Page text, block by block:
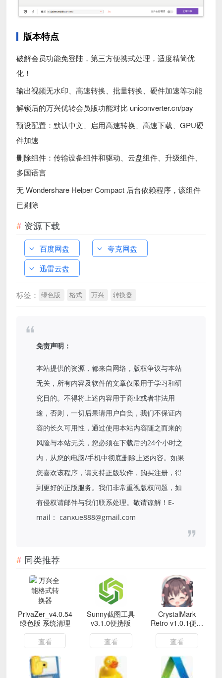
版本特点
破解会员功能免登陆，第三方便携式处理，适度精简优
化！
输出视频无水印、高速转换、批量转换、硬件加速等功能
解锁后的万兴优转会员版功能对比 uniconverter.cn/pay
预设配置：默认中文、启用高速转换、高速下载、GPU硬
件加速
删除组件：传输设备组件和驱动、云盘组件、升级组件、
多国语言
无 Wondershare Helper Compact 后台依赖程序，该组件
已剔除
资源下载
百度网盘
夸克网盘
迅雷云盘
标签： 绿色版 格式 万兴 转换器
免责声明：
本站提供的资源，都来自网络，版权争议与本站
无关，所有内容及软件的文章仅限用于学习和研
究目的。不得将上述内容用于商业或者非法用
途，否则，一切后果请用户自负，我们不保证内
容的长久可用性，通过使用本站内容随之而来的
风险与本站无关，您必须在下载后的24个小时之
内，从您的电脑/手机中彻底删除上述内容。如果
您喜欢该程序，请支持正版软件，购买注册，得
到更好的正版服务。我们非常重视版权问题，如
有侵权请邮件与我们联系处理。敬请谅解！E-
mail： canxue888@gmail.com
同类推荐
PrivaZer_v4.0.54
绿色版 系统清理
查看
Sunny截图工具
v3.1.0便携版
查看
CrystalMark
Retro v1.0.1便携
版
查看